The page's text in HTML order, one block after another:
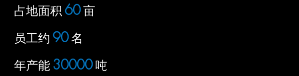
占地面积 60亩
员工约 90名
年产能30000吨